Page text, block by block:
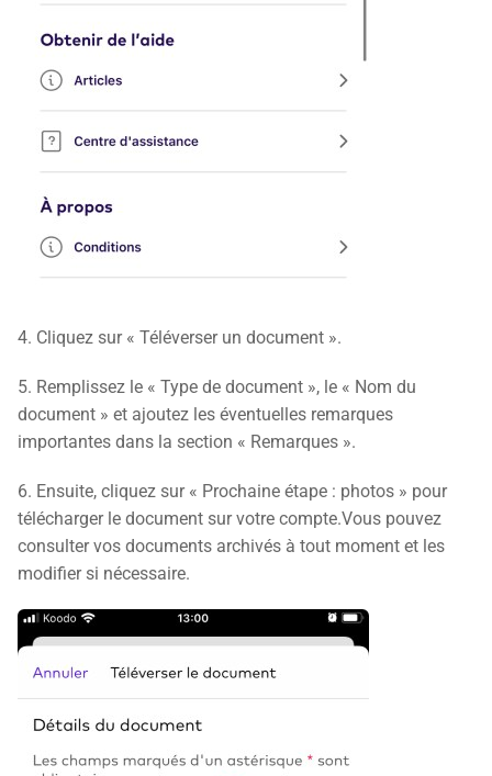
4. Cliquez sur « Téléverser un document ».
5. Remplissez le « Type de document », le « Nom du
document » et ajoutez les éventuelles remarques
importantes dans la section « Remarques ».
6. Ensuite, cliquez sur « Prochaine étape : photos » pour
télécharger le document sur votre compte.Vous pouvez
consulter vos documents archivés à tout moment et les
modifier si nécessaire.